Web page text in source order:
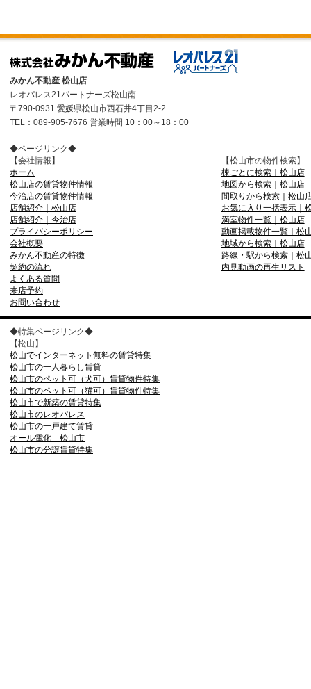
みかん不動産 松山店
レオパレス21パートナーズ松山南
〒790-0931 愛媛県松山市西石井4丁目2-2
TEL：089-905-7676 営業時間 10：00～18：00
◆ページリンク◆
【会社情報】
ホーム
松山店の賃貸物件情報
今治店の賃貸物件情報
店舗紹介｜松山店
店舗紹介｜今治店
プライバシーポリシー
会社概要
みかん不動産の特徴
契約の流れ
よくある質問
来店予約
お問い合わせ
【松山市の物件検索】
棟ごとに検索｜松山店
地図から検索｜松山店
間取りから検索｜松山
お気に入り一括表示｜
満室物件一覧｜松山店
動画掲載物件一覧｜松
地域から検索｜松山店
路線・駅から検索｜松
内見動画の再生リスト
◆特集ページリンク◆
【松山】
松山でインターネット無料の賃貸特集
松山市の一人暮らし賃貸
松山市のペット可（犬可）賃貸物件特集
松山市のペット可（猫可）賃貸物件特集
松山市で新築の賃貸特集
松山市のレオパレス
松山市の一戸建て賃貸
オール電化 松山市
松山市の分譲賃貸特集